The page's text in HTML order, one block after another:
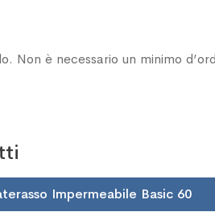
Non è necessario un minimo
Impermeabile Basic 60